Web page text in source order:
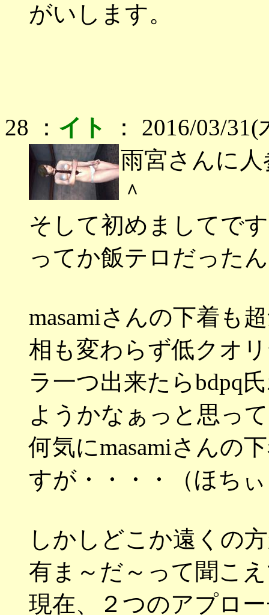
がいします。
28 ： イト
： 2016/03/
雨宮さんに
＾
そして初めましてで
ってか飯テロだった
masamiさんの下着も
相も変わらず低クオ
ラ一つ出来たらbdpq
ようかなぁっと思っ
何気にmasamiさんの
すが・・・・（ほち
しかしどこか遠くの
有ま～だ～って聞こ
現在、２つのアプロ